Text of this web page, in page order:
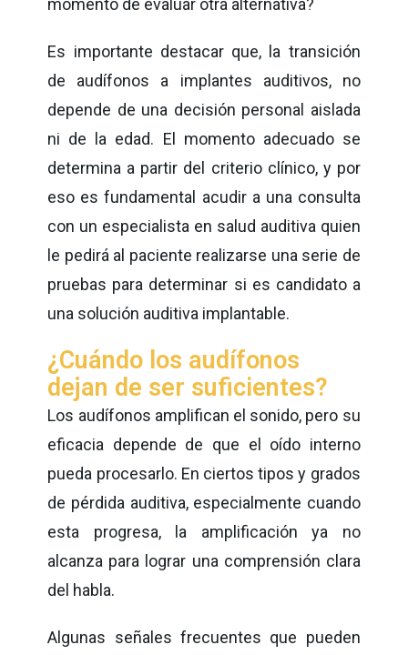
Es importante destacar que, la transición
de audífonos a implantes auditivos, no
depende de una decisión personal aislada
ni de la edad. El momento adecuado se
determina a partir del criterio clínico, y por
eso es fundamental acudir a una consulta
con un especialista en salud auditiva quien
le pedirá al paciente realizarse una serie de
pruebas para determinar si es candidato a
una solución auditiva implantable.
¿Cuándo los audífonos
dejan de ser suficientes?
Los audífonos amplifican el sonido, pero su
eficacia depende de que el oído interno
pueda procesarlo. En ciertos tipos y grados
de pérdida auditiva, especialmente cuando
esta progresa, la amplificación ya no
alcanza para lograr una comprensión clara
del habla.
Algunas señales frecuentes que pueden